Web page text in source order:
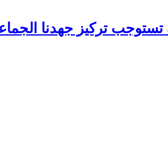
تركيز جهدنا